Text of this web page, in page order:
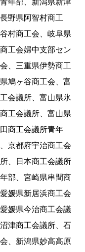
野県阿智村商工
村商工会、岐阜県
工会婦中支部セン
、三重県伊勢商工
鳩ヶ谷商工会、富
会議所、富山県氷
工会議所、富山県
商工会議所青年
京都府宇治商工会
、日本商工会議所
部、宮崎県串間商
媛県新居浜商工会
媛県今治商工会議
津商工会議所、石
、新潟県妙高高原